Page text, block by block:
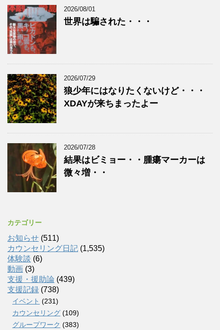
2026/08/01
世界は騙された・・・
2026/07/29
狼少年にはなりたくないけど・・・
XDAYが来ちまったよー
2026/07/28
結果はビミョー・・腫瘍マーカーは
微々増・・
カテゴリー
お知らせ (511)
カウンセリング日記 (1,535)
体験談 (6)
動画 (3)
支援・援助論 (439)
支援記録 (738)
イベント (231)
カウンセリング (109)
グループワーク (383)